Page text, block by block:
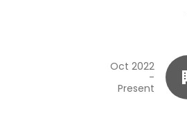
Oct 2022
-
Present